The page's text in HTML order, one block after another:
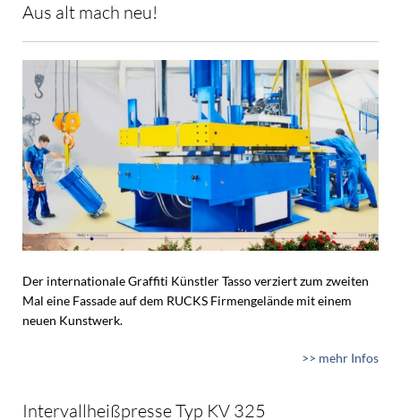
Aus alt mach neu!
Der internationale Graffiti Künstler Tasso verziert zum zweiten
Mal eine Fassade auf dem RUCKS Firmengelände mit einem
neuen Kunstwerk.
>> mehr Infos
Intervallheißpresse Typ KV 325